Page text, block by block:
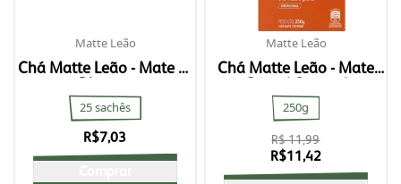
Matte Leão
Chá Matte Leão - Mate C/
Pêssego
25 sachês
R$7,03
Matte Leão
Chá Matte Leão - Mate
Granel Original
250g
R$11,42
R$ 11,99